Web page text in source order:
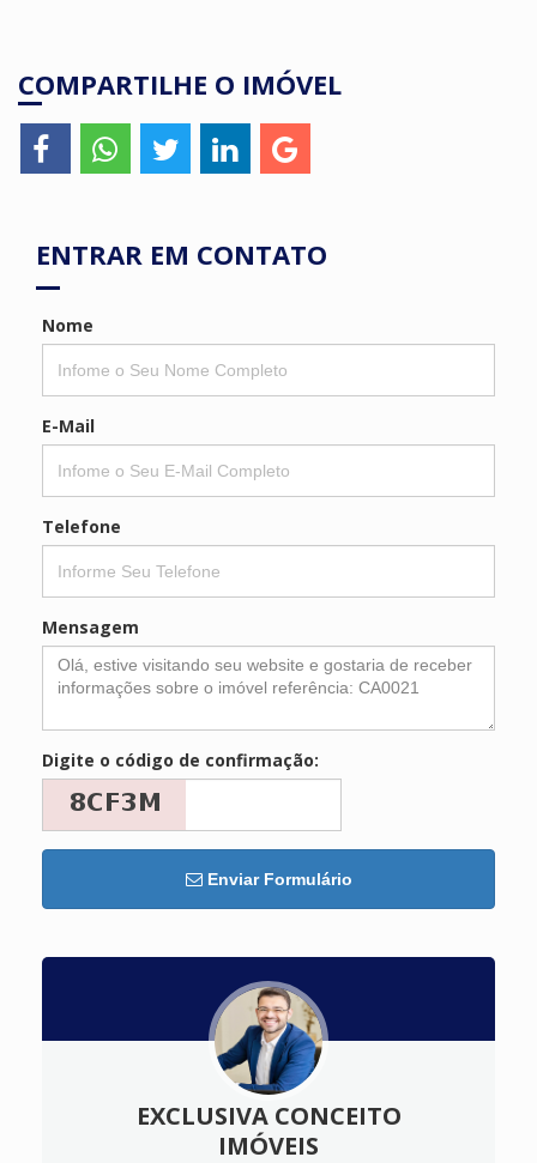
COMPARTILHE O IMÓVEL
ENTRAR EM CONTATO
Nome
E-Mail
Telefone
Mensagem
Digite o código de confirmação:
Enviar Formulário
EXCLUSIVA CONCEITO
IMÓVEIS